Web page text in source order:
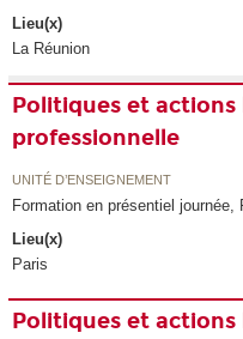
Lieu(x)
La Réunion
Politiques et
professionnelle
UNITÉ D’ENSEIGNEMENT
Formation en présentiel
Lieu(x)
Paris
Politiques et